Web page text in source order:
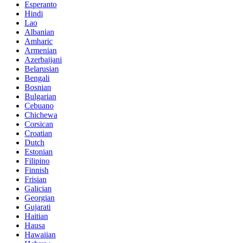
Esperanto
Hindi
Lao
Albanian
Amharic
Armenian
Azerbaijani
Belarusian
Bengali
Bosnian
Bulgarian
Cebuano
Chichewa
Corsican
Croatian
Dutch
Estonian
Filipino
Finnish
Frisian
Galician
Georgian
Gujarati
Haitian
Hausa
Hawaiian